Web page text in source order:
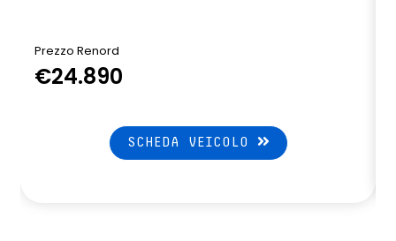
Prezzo Renord
€24.890
SCHEDA VEICOLO